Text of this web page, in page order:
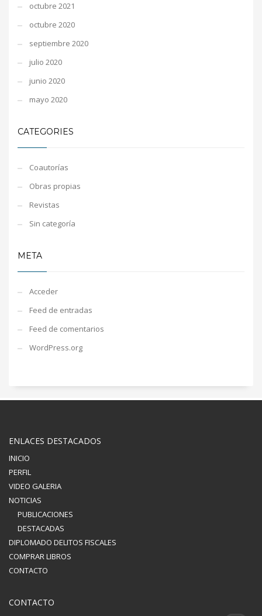
octubre 2021
octubre 2020
septiembre 2020
julio 2020
junio 2020
mayo 2020
CATEGORIES
Coautorías
Obras propias
Revistas
Sin categoría
META
Acceder
Feed de entradas
Feed de comentarios
WordPress.org
ENLACES DESTACADOS
INICIO
PERFIL
VIDEO GALERIA
NOTICIAS
PUBLICACIONES
DESTACADAS
DIPLOMADO DELITOS FISCALES
COMPRAR LIBROS
CONTACTO
CONTACTO